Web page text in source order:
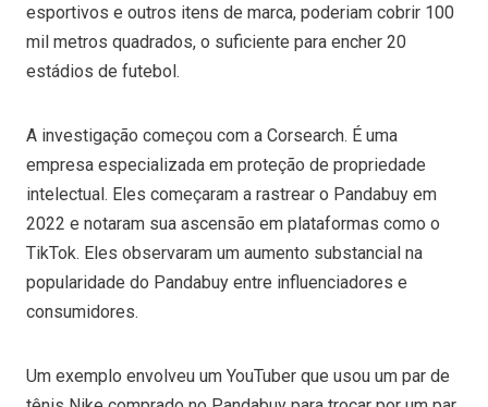
esportivos e outros itens de marca, poderiam cobrir 100
mil metros quadrados, o suficiente para encher 20
estádios de futebol.
A investigação começou com a Corsearch. É uma
empresa especializada em proteção de propriedade
intelectual. Eles começaram a rastrear o Pandabuy em
2022 e notaram sua ascensão em plataformas como o
TikTok. Eles observaram um aumento substancial na
popularidade do Pandabuy entre influenciadores e
consumidores.
Um exemplo envolveu um YouTuber que usou um par de